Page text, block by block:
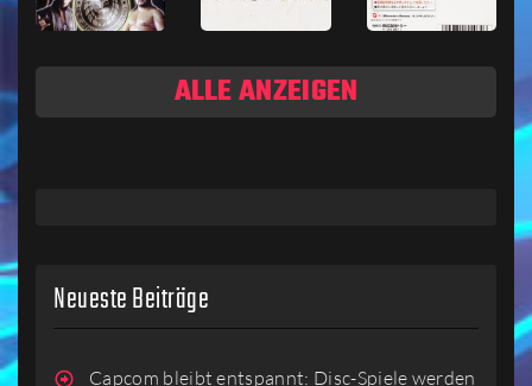
ALLE ANZEIGEN
Neueste Beiträge
Capcom bleibt entspannt: Disc-Spiele werden